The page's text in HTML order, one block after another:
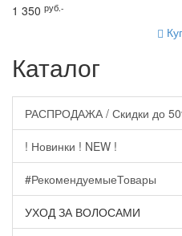
1 350 руб.-
Каталог
РАСПРОДАЖА / Скидки до
! Новинки ! NEW !
#РекомендуемыеТовары
УХОД ЗА ВОЛОСАМИ